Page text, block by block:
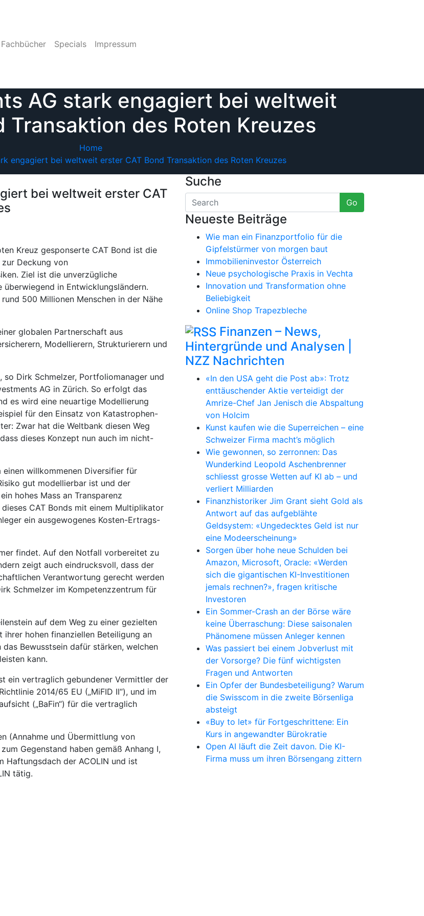
Fachbücher Specials Impressum
AG stark engagiert bei weltweit
Transaktion des Roten Kreuzes
Home
engagiert bei weltweit erster CAT Bond Transaktion des Roten Kreuzes
bei weltweit erster CAT
Kreuz gesponserte CAT Bond ist die
Deckung von
Ziel ist die unverzügliche
in Entwicklungsländern.
500 Millionen Menschen in der Nähe
globalen Partnerschaft aus
Modellierern, Strukturierern und
Dirk Schmelzer, Portfoliomanager und
AG in Zürich. So erfolgt das
es wird eine neuartige Modellierung
für den Einsatz von Katastrophen-
Zwar hat die Weltbank diesen Weg
dieses Konzept nun auch im nicht-
willkommenen Diversifier für
gut modellierbar ist und der
hohes Mass an Transparenz
CAT Bonds mit einem Multiplikator
ein ausgewogenes Kosten-Ertrags-
findet. Auf den Notfall vorbereitet zu
zeigt auch eindrucksvoll, dass der
Verantwortung gerecht werden
Schmelzer im Kompetenzzentrum für
auf dem Weg zu einer gezielten
hohen finanziellen Beteiligung an
Bewusstsein dafür stärken, welchen
kann.
ein vertraglich gebundener Vermittler der
2014/65 EU („MiFID II“), und im
(„BaFin“) für die vertraglich
(Annahme und Übermittlung von
Gegenstand haben gemäß Anhang I,
Haftungsdach der ACOLIN und ist
tätig.
Suche
Go
Neueste Beiträge
Wie man ein Finanzportfolio für die
Gipfelstürmer von morgen baut
Immobilieninvestor Österreich
Neue psychologische Praxis in Vechta
Innovation und Transformation ohne
Beliebigkeit
Online Shop Trapezbleche
Finanzen – News,
Hintergründe und Analysen |
NZZ Nachrichten
«In den USA geht die Post ab»: Trotz
enttäuschender Aktie verteidigt der
Amrize-Chef Jan Jenisch die Abspaltung
von Holcim
Kunst kaufen wie die Superreichen – eine
Schweizer Firma macht’s möglich
Wie gewonnen, so zerronnen: Das
Wunderkind Leopold Aschenbrenner
schliesst grosse Wetten auf KI ab – und
verliert Milliarden
Finanzhistoriker Jim Grant sieht Gold als
Antwort auf das aufgeblähte
Geldsystem: «Ungedecktes Geld ist nur
eine Modeerscheinung»
Sorgen über hohe neue Schulden bei
Amazon, Microsoft, Oracle: «Werden
sich die gigantischen KI-Investitionen
jemals rechnen?», fragen kritische
Investoren
Ein Sommer-Crash an der Börse wäre
keine Überraschung: Diese saisonalen
Phänomene müssen Anleger kennen
Was passiert bei einem Jobverlust mit
der Vorsorge? Die fünf wichtigsten
Fragen und Antworten
Ein Opfer der Bundesbeteiligung? Warum
die Swisscom in die zweite Börsenliga
absteigt
«Buy to let» für Fortgeschrittene: Ein
Kurs in angewandter Bürokratie
Open AI läuft die Zeit davon. Die KI-
Firma muss um ihren Börsengang zittern